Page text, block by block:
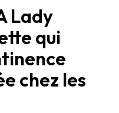
Lady
qui
chez les